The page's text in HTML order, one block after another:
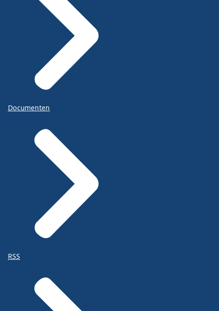
Documenten
RSS